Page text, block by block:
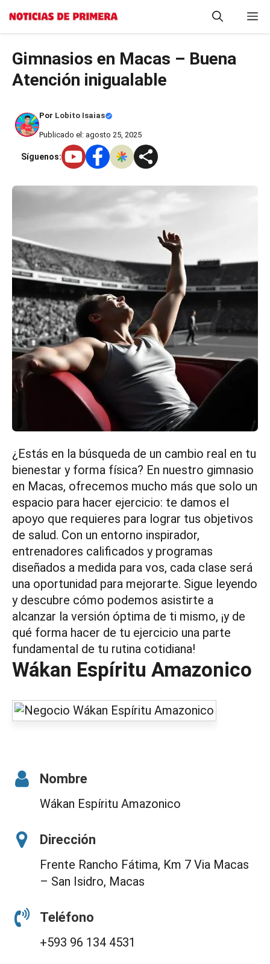
Saltar
Gimnasios en Macas – Buena
Atención inigualable
Por Lobito Isaias
Publicado el: agosto 25, 2025
Síguenos:
¿Estás en la búsqueda de un cambio real en tu
bienestar y forma física? En nuestro gimnasio
en Macas, ofrecemos mucho más que solo un
espacio para hacer ejercicio: te damos el
apoyo que requieres para lograr tus objetivos
de salud. Con un entorno inspirador,
entrenadores calificados y programas
diseñados a medida para vos, cada clase será
una oportunidad para mejorarte. Sigue leyendo
y descubre cómo podemos asistirte a
alcanzar la versión óptima de ti mismo, ¡y de
qué forma hacer de tu ejercicio una parte
fundamental de tu rutina cotidiana!
Wákan Espíritu Amazonico
Nombre
Wákan Espíritu Amazonico
Dirección
Frente Rancho Fátima, Km 7 Via Macas
– San Isidro, Macas
Teléfono
+593 96 134 4531